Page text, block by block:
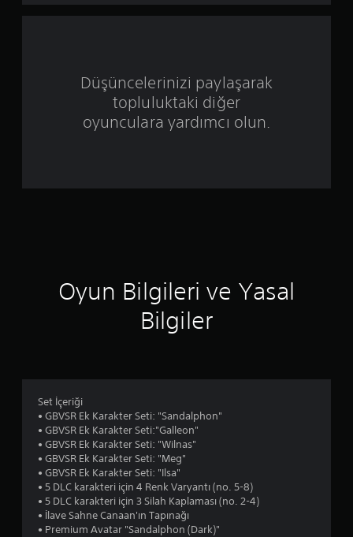
ı
i
n
ı
Düşüncelerinizi paylaşarak
topluluktaki diğer
oyunculara yardımcı olun.
Oyun Bilgileri ve Yasal
Bilgiler
Set İçeriği
• GBVSR Ek Karakter Seti: "Sandalphon"
• GBVSR Ek Karakter Seti:"Galleon"
• GBVSR Ek Karakter Seti: "Wilnas"
• GBVSR Ek Karakter Seti: "Meg"
• GBVSR Ek Karakter Seti: "Ilsa"
• 5 DLC karakteri için 4 Renk Varyantı (no. 5-8)
• 5 DLC karakteri için 3 Silah Kaplaması (no. 2-4)
• İlave Sahne Canaan'ın Tapınağı
• Premium Avatar "Sandalphon (Dark)"